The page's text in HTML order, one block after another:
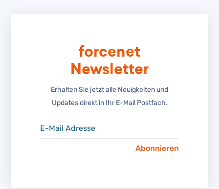
forcenet
Newsletter
Erhalten Sie jetzt alle Neuigkeiten und
Updates direkt in Ihr E-Mail Postfach.